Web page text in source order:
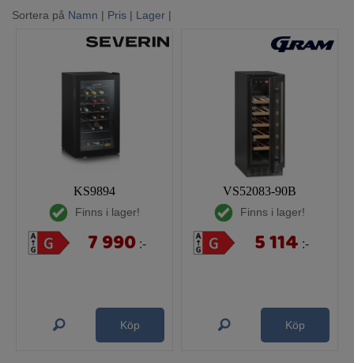
Sortera på Namn | Pris | Lager |
KS9894
Finns i lager!
7 990 :-
Köp
VS52083-90B
Finns i lager!
5 114 :-
Köp